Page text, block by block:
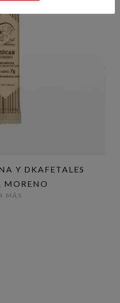
Y DKAFETALES
MORENO
MÁS